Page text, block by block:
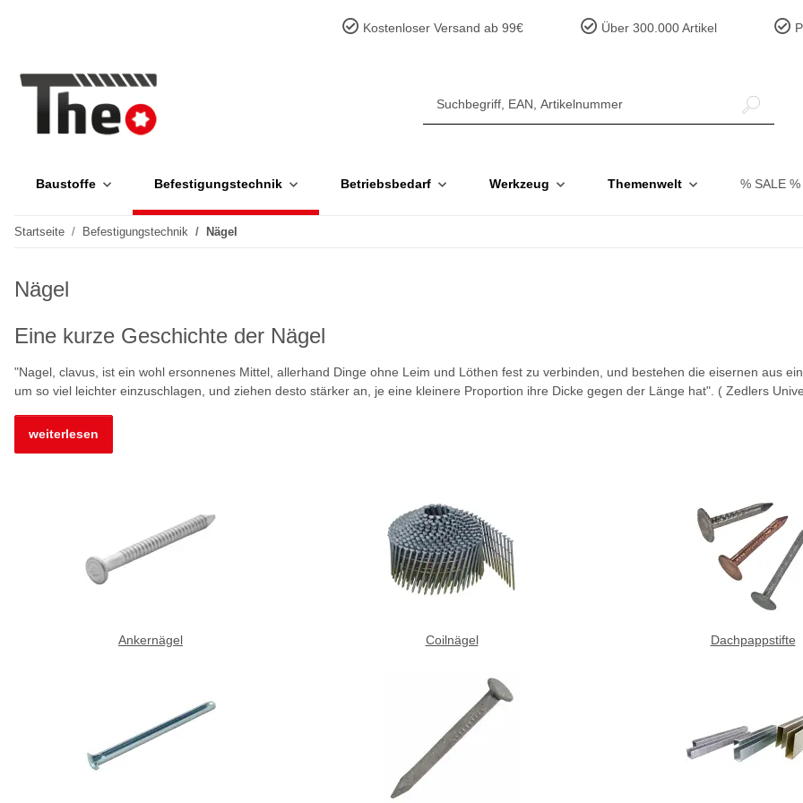
Kostenloser Versand ab 99€ Über 300.000 Artikel
Baustoffe Befestigungstechnik Betriebsbedarf Werkzeug Themenwelt % SALE %
Startseite Befestigungstechnik Nägel
Nägel
Eine kurze Geschichte der Nägel
"Nagel, clavus, ist ein wohl ersonnenes Mittel, allerhand Dinge ohne Leim und Löthen fest zu verbinden, und bestehen die eisernen aus
um so viel leichter einzuschlagen, und ziehen desto stärker an, je eine kleinere Proportion ihre Dicke gegen der Länge hat". ( Zedlers
weiterlesen
Ankernägel Coilnägel Dachpappstifte